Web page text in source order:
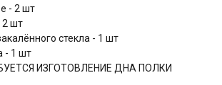
- 2 шт
2 шт
стекла - 1 шт
- 1 шт
ИЗГОТОВЛЕНИЕ ДНА ПОЛКИ